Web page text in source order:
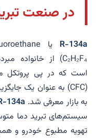
در صنعت تبرید
R-134a
است که در پی پروتکل
به بازار معرفی شد.R-134a
سیستم‌های تبرید دما متوسط
تهویه مطبوع خودرو و